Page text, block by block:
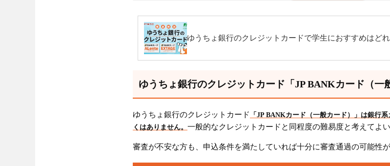
ゆうちょ銀行のクレジットカード審査に落ちる人の特徴
信用情報に問題がある
多重申込をしている
ゆうちょ銀行のクレジットカードで学生におすすめはど
ゆうちょ銀行のクレジットカード「JP BANKカード（一
ゆうちょ銀行のクレジットカード
「JP BANKカード（一般カード）」は銀行
くはありません。 一般的なクレジットカードと同程度の難易度と考えてよい
審査が不安な方も、申込条件を満たしていれば十分に審査通過の可能性が